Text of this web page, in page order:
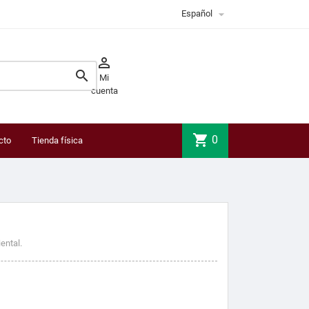
Español 


Mi
cuenta
Tienda física shopping_cart 0